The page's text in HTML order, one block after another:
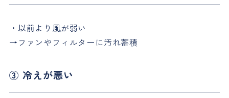
・以前より風が弱い
→ファンやフィルターに汚れ蓄積
③ 冷えが悪い